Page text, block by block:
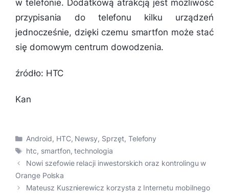
w telefonie. Dodatkową atrakcją jest możliwość
przypisania do telefonu kilku urządzeń
jednocześnie, dzięki czemu smartfon może stać
się domowym centrum dowodzenia.
źródło: HTC
Kan
Kategorie
Android, HTC, Newsy, Sprzęt, Telefony
Tagi
htc, smartfon,technologia
Nowi szefowie relacji inwestorskich oraz kontrolingu w
Orange Polska
Mateusz Kusznierewicz korzysta z Internetu mobilnego